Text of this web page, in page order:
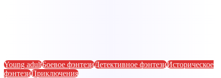
Young adultБоевое фэнтезиДетективное фэнтезиИсторическое
фэнтезиПриключения